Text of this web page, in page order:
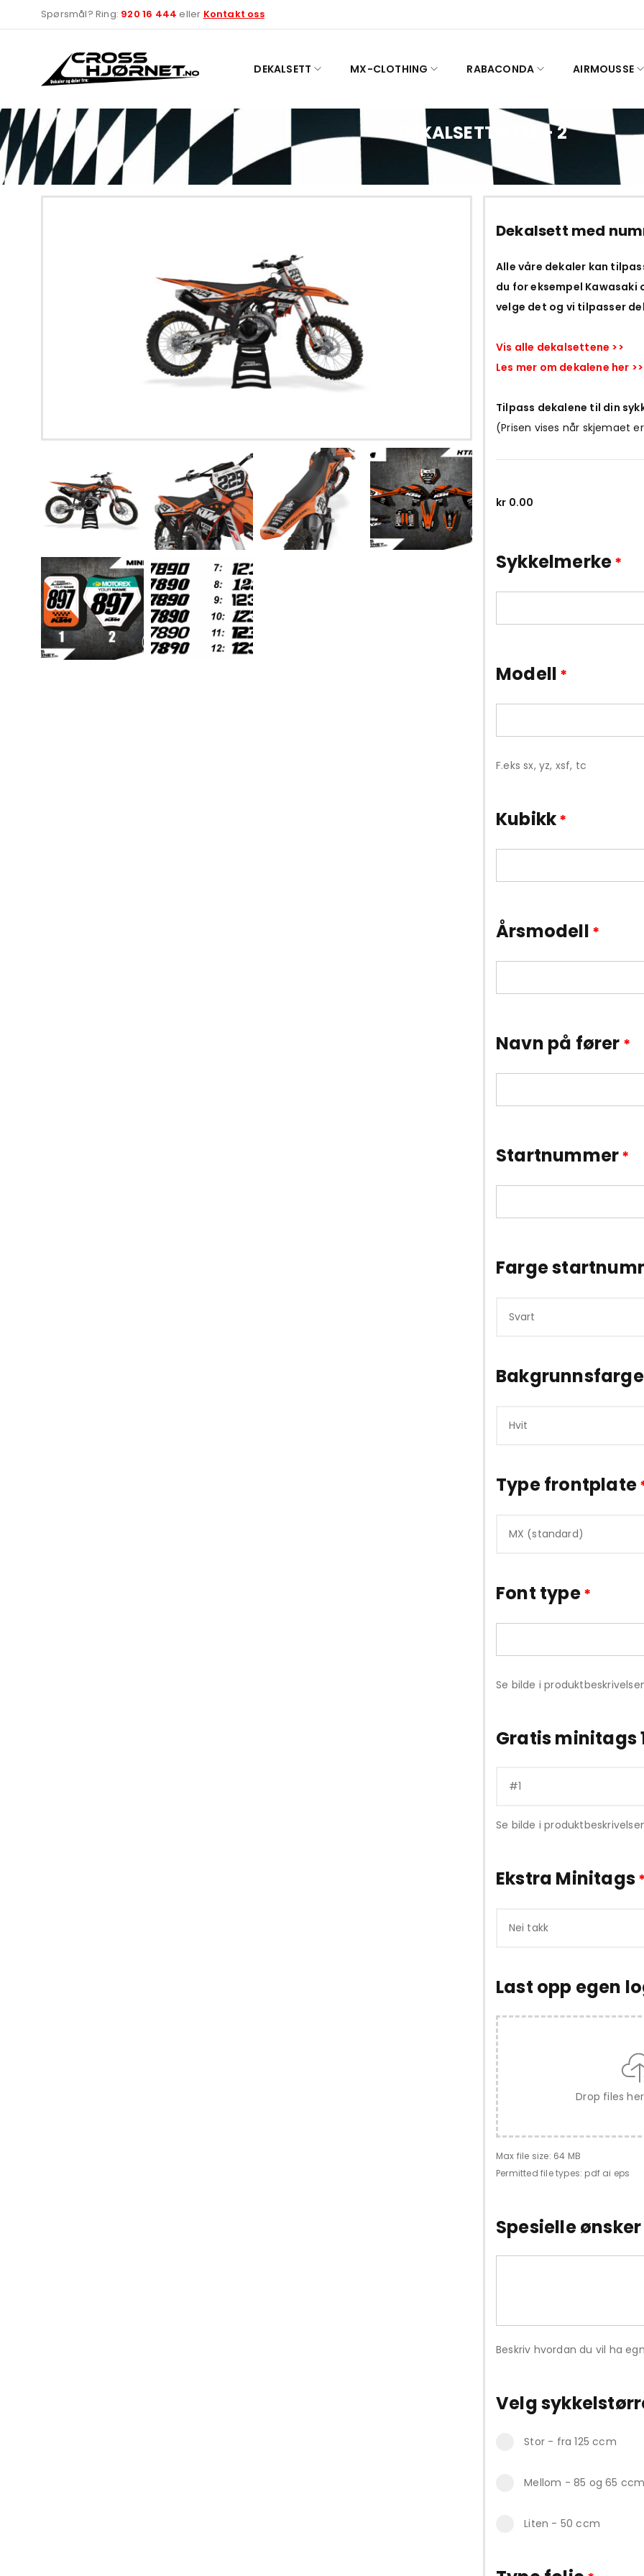
Spørsmål? Ring: 920 16 444 eller Kontakt oss
DEKALSETT MX-CLOTHING RABACONDA AIRMOUSSE
DEKALSETT KTM – 2
Dekalsett med
Alle våre dekaler kan
du for eksempel Kawasaki
velge det og vi tilpasser
Vis alle dekalsettene >>
Les mer om dekalene her >>
Tilpass dekalene til din
(Prisen vises når skjemaet
kr 0.00
Sykkelmerke*
Modell *
F.eks sx, yz, xsf, tc
Kubikk*
Årsmodell *
Navn på fører *
Startnummer*
Farge
Type frontplate
Font type*
Se bilde i
Gratis minitags
Se bilde i
Ekstra Minitags*
Last opp egen
Drop files
Max file size: 64 MB
Permitted file types: pdf ai eps
Spesielle ønsker
Beskriv hvordan du vil ha
Velg
Stor - fra 125 ccm
Mellom - 85 og 65 ccm
Liten - 50 ccm